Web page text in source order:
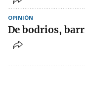
OPINIÓN
De bodrios,